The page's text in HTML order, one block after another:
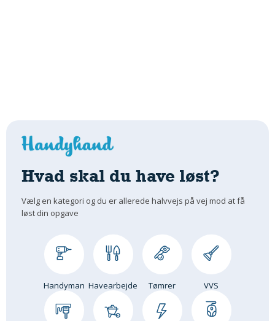
Hvad skal du have løst?
Vælg en kategori og du er allerede halvvejs på vej mod at få
løst din opgave
Handyman Havearbejde Tømrer VVS